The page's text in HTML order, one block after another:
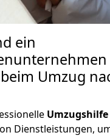
ein
Umzug
Umzugshilfe
Dienstleistungen,